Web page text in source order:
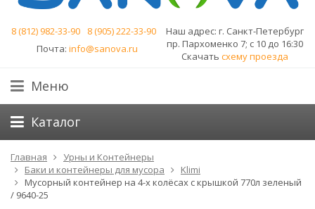
8 (812) 982-33-90
8 (905) 222-33-90
Почта: info@sanova.ru
Наш адрес: г. Санкт-Петербург
пр. Пархоменко 7; с 10 до 16:30
Скачать схему проезда
Меню
Каталог
Главная
Урны и Контейнеры
Баки и контейнеры для мусора
Klimi
Мусорный контейнер на 4-х колёсах с крышкой 770л зеленый
/ 9640-25